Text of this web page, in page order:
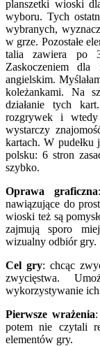
planszetki wioski
wyboru. Tych
wybranych,
w grze. Pozostałe
talia zawiera po
Zaskoczeniem
angielskim.
koleżankami. Na
działanie tych
rozgrywek i
wystarczy
kartach. W
polsku: 6 stron
szybko.
Oprawa graficzna
nawiązujące do
wioski też są
zajmują sporo
wizualny odbiór gry.
Cel gry: chcąc
zwycięstwa.
wykorzystywanie
Pierwsze wrażenia
potem nie czytali
elementów gry.